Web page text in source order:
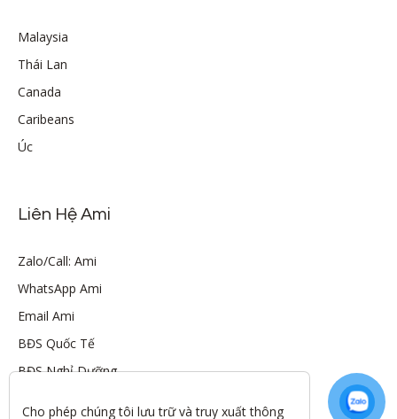
Malaysia
Thái Lan
Canada
Caribeans
Úc
Liên Hệ Ami
Zalo/Call: Ami
WhatsApp Ami
Email Ami
BĐS Quốc Tế
BĐS Nghỉ Dưỡng
Cho phép chúng tôi lưu trữ và truy xuất thông